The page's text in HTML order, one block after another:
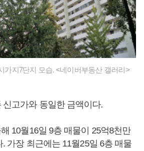
가지7단지 모습. <네이버부동산 갤러리>
신고가와 동일한 금액이다.
10월16일 9층 매물이 25억8천만
가장 최근에는 11월25일 6층 매물